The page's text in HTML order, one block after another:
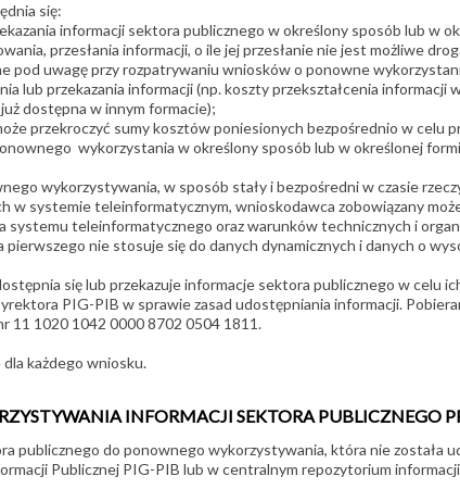
się:
informacji sektora publicznego w określony sposób lub w
przesłania informacji, o ile jej przesłanie nie jest możliwe
pod uwagę przy rozpatrywaniu wniosków o ponowne
lub przekazania informacji (np. koszty przekształcenia informacji
dostępna w innym formacie);
przekroczyć sumy kosztów poniesionych bezpośrednio w celu
wykorzystania w określony sposób lub w określonej
wykorzystywania, w sposób stały i bezpośredni w czasie
w systemie teleinformatycznym, wnioskodawca zobowiązany
systemu teleinformatycznego oraz warunków technicznych i
pierwszego nie stosuje się do danych dynamicznych i danych o
się lub przekazuje informacje sektora publicznego w celu
PIG-PIB w sprawie zasad udostępniania informacji.
11 1020 1042 0000 8702 0504 1811.
każdego wniosku.
INFORMACJI SEKTORA PUBLICZNEGO
publicznego do ponownego wykorzystywania, która nie została
Publicznej PIG-PIB lub w centralnym repozytorium